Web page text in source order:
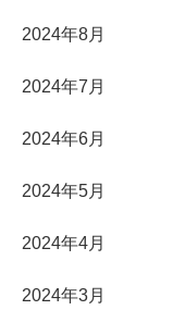
2024年8月
2024年7月
2024年6月
2024年5月
2024年4月
2024年3月